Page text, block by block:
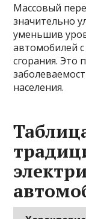
Массовый
значительно
уменьшив
автомобилей
сгорания. Это
населения.